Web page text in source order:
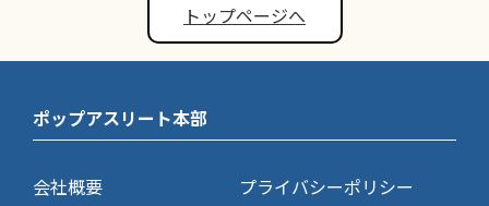
トップページへ
ポップアスリート本部
会社概要
プライバシーポリシー